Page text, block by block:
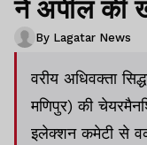
ने अपील की
By Lagatar News
वरीय अधिवक्ता
मणिपुर) की
इलेक्शन कमेटी से